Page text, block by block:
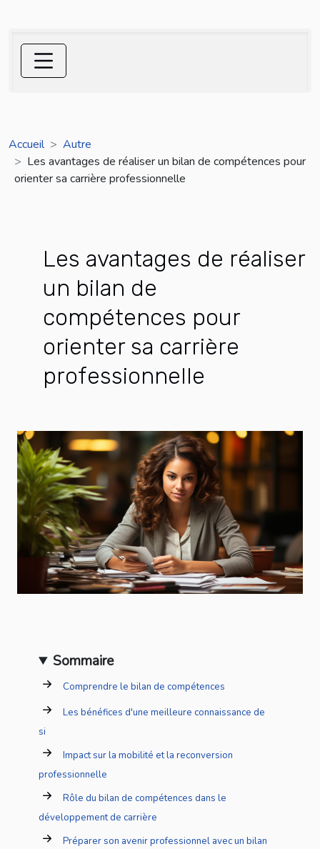
Accueil
Autre
Les avantages de réaliser un bilan de compétences pour
orienter sa carrière professionnelle
Les avantages de réaliser
un bilan de
compétences pour
orienter sa carrière
professionnelle
Sommaire
Comprendre le bilan de compétences
Les bénéfices d'une meilleure connaissance de
si
Impact sur la mobilité et la reconversion
professionnelle
Rôle du bilan de compétences dans le
développement de carrière
Préparer son avenir professionnel avec un bilan